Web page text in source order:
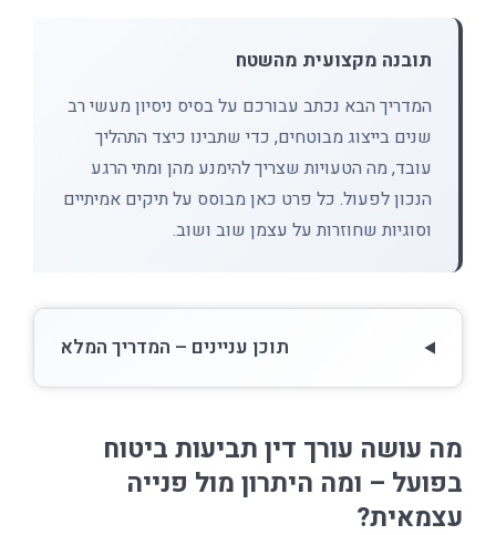
תובנה מקצועית מהשטח
המדריך הבא נכתב עבורכם על בסיס ניסיון מעשי רב
שנים בייצוג מבוטחים, כדי שתבינו כיצד התהליך
עובד, מה הטעויות שצריך להימנע מהן ומתי הרגע
הנכון לפעול. כל פרט כאן מבוסס על תיקים אמיתיים
וסוגיות שחוזרות על עצמן שוב ושוב.
תוכן עניינים – המדריך המלא
מה עושה עורך דין תביעות ביטוח
בפועל – ומה היתרון מול פנייה
עצמאית?